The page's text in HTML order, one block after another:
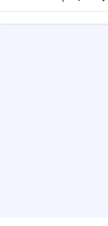
از رزرو نوبت با مطب تماس